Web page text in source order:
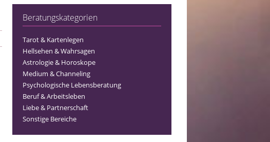
Beratungskategorien
Tarot & Kartenlegen
Hellsehen & Wahrsagen
Astrologie & Horoskope
Medium & Channeling
Psychologische Lebensberatung
Beruf & Arbeitsleben
Liebe & Partnerschaft
Sonstige Bereiche